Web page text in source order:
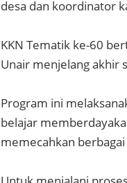
desa dan koordinator
KKN Tematik ke-60
Unair menjelang akhir
Program ini
belajar
memecahkan